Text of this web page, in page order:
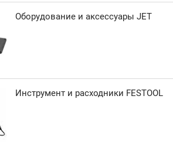
Оборудование и аксессуары JET
Инструмент и расходники FESTOOL